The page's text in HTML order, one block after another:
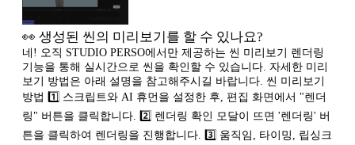
👀 생성된 씬의 미리보기를 할 수 있나요?
네! 오직 STUDIO PERSO에서만 제공하는 씬 미리보기 렌더링
기능을 통해 실시간으로 씬을 확인할 수 있습니다. 자세한 미리
보기 방법은 아래 설명을 참고해주시길 바랍니다. 씬 미리보기
방법 1️⃣ 스크립트와 AI 휴먼을 설정한 후, 편집 화면에서 "렌더
링" 버튼을 클릭합니다. 2️⃣ 렌더링 확인 모달이 뜨면 '렌더링' 버
튼을 클릭하여 렌더링을 진행합니다. 3️⃣ 움직임, 타이밍, 립싱크